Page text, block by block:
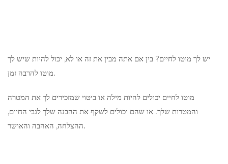
יש לך מוטו לחיים? בין אם אתה מבין את זה או לא, יכול להיות שיש לך
מוטו להרבה זמן.
מוטו לחיים יכולים להיות מילה או ביטוי שמזכירים לך את המטרה
והמטרות שלך. או שהם יכולים לשקף את ההבנה שלך לגבי החיים,
ההצלחה, האהבה והאושר.